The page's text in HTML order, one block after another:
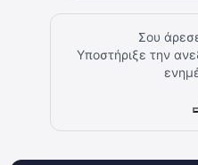
Σου
Υποστήριξε την